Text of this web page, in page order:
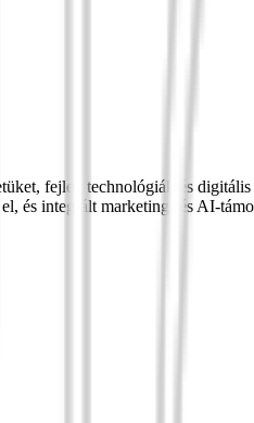
fejlett technológiák és
és integrált marketing- és AI-